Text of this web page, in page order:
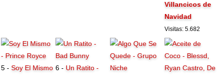
Villancicos de
Navidad
Visitas: 5.682
5 -Soy El Mismo 6 - Un Ratito -